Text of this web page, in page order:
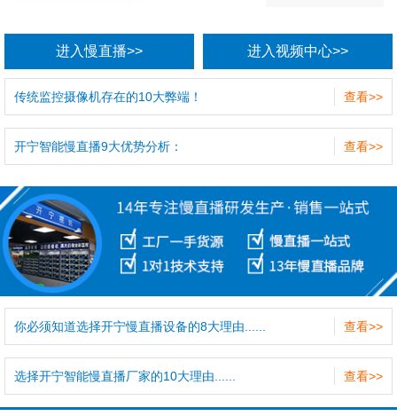
进入慢直播>> 进入视频中心>>
查看>>
传统监控摄像机存在的10大弊端！
查看>>
开宁智能慢直播9大优势分析：
查看>>
你必须知道选择开宁慢直播设备的8大理由......
查看>>
选择开宁智能慢直播厂家的10大理由......